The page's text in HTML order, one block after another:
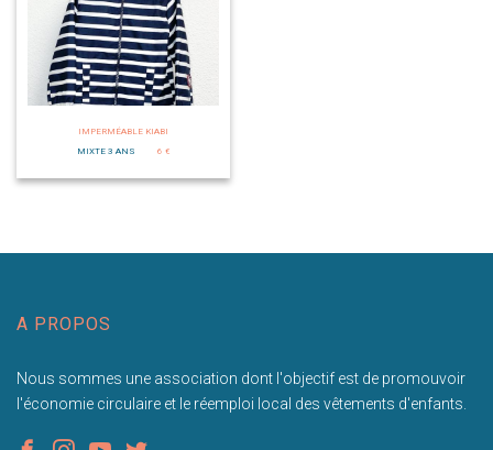
IMPERMÉABLE KIABI
MIXTE 3 ANS
6 €
A PROPOS
Nous sommes une association dont l'objectif est de promouvoir
l'économie circulaire et le réemploi local des vêtements d'enfants.